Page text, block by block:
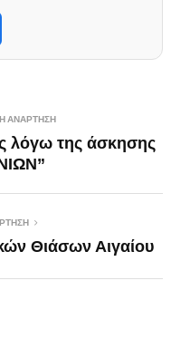
ΑΝΆΡΤΗΣΗ
λόγω της άσκησης
Θιάσων Αιγαίου